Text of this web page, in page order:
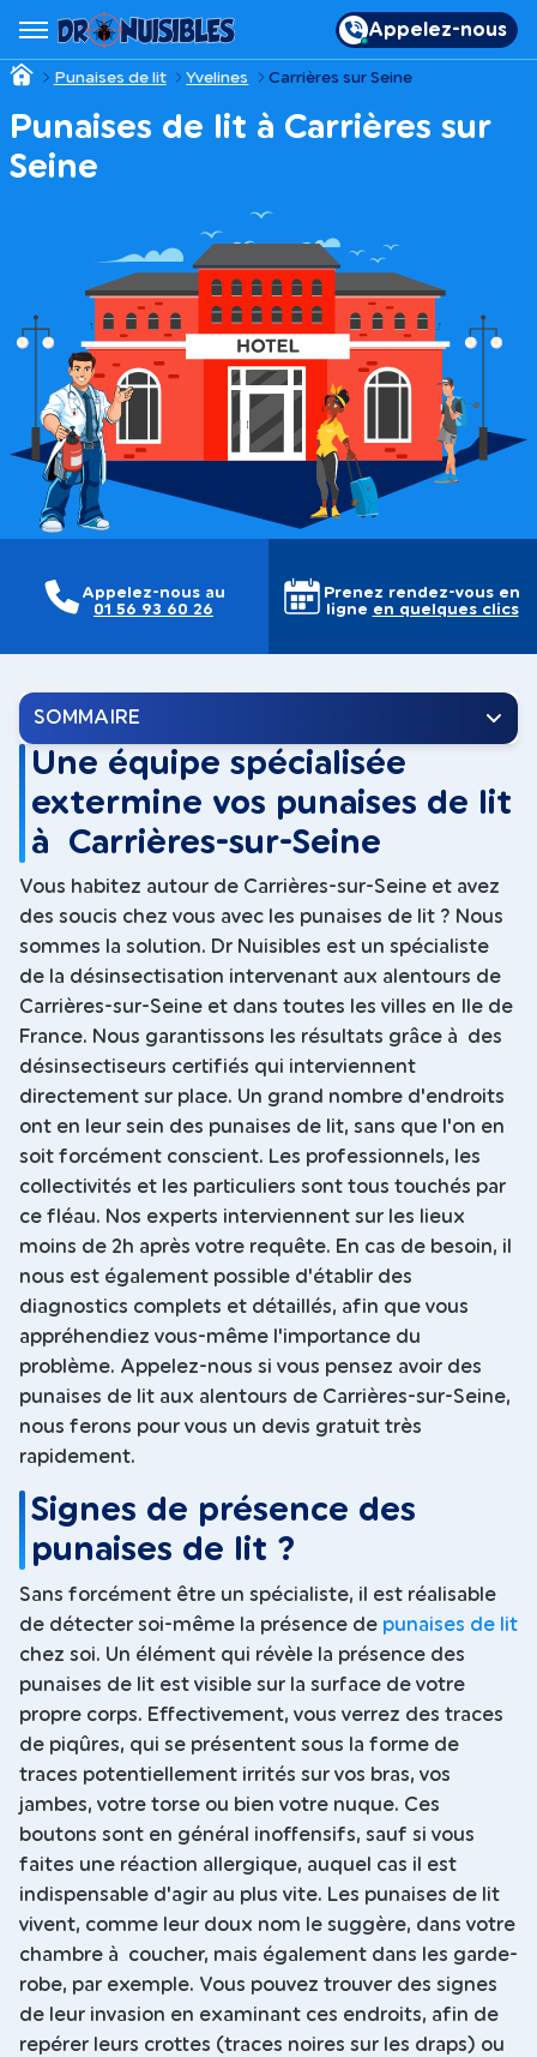
Appelez-nous
Punaises de lit Yvelines Carrières sur Seine
Punaises de lit à Carrières sur
Seine
Appelez-nous au
01 56 93 60 26
Prenez rendez-vous en
ligne en quelques clics
SOMMAIRE
Une équipe spécialisée
extermine vos punaises de lit
à Carrières-sur-Seine
Vous habitez autour de Carrières-sur-Seine et avez
des soucis chez vous avec les punaises de lit ? Nous
sommes la solution. Dr Nuisibles est un spécialiste
de la désinsectisation intervenant aux alentours de
Carrières-sur-Seine et dans toutes les villes en Ile de
France. Nous garantissons les résultats grâce à des
désinsectiseurs certifiés qui interviennent
directement sur place. Un grand nombre d'endroits
ont en leur sein des punaises de lit, sans que l'on en
soit forcément conscient. Les professionnels, les
collectivités et les particuliers sont tous touchés par
ce fléau. Nos experts interviennent sur les lieux
moins de 2h après votre requête. En cas de besoin, il
nous est également possible d'établir des
diagnostics complets et détaillés, afin que vous
appréhendiez vous-même l'importance du
problème. Appelez-nous si vous pensez avoir des
punaises de lit aux alentours de Carrières-sur-Seine,
nous ferons pour vous un devis gratuit très
rapidement.
Signes de présence des
punaises de lit ?
Sans forcément être un spécialiste, il est réalisable
de détecter soi-même la présence de punaises de lit
chez soi. Un élément qui révèle la présence des
punaises de lit est visible sur la surface de votre
propre corps. Effectivement, vous verrez des traces
de piqûres, qui se présentent sous la forme de
traces potentiellement irrités sur vos bras, vos
jambes, votre torse ou bien votre nuque. Ces
boutons sont en général inoffensifs, sauf si vous
faites une réaction allergique, auquel cas il est
indispensable d'agir au plus vite. Les punaises de lit
vivent, comme leur doux nom le suggère, dans votre
chambre à coucher, mais également dans les garde-
robe, par exemple. Vous pouvez trouver des signes
de leur invasion en examinant ces endroits, afin de
repérer leurs crottes (traces noires sur les draps) ou